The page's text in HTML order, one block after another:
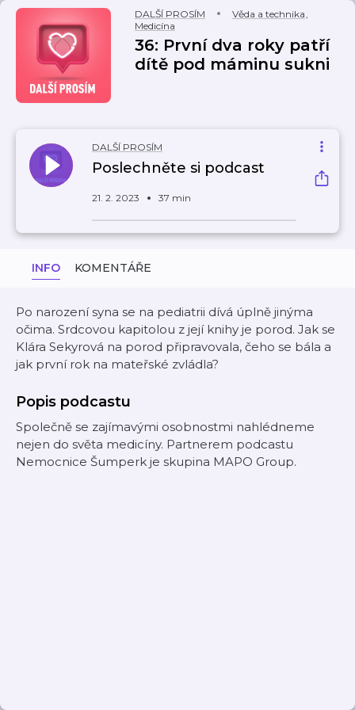
DALŠÍ PROSÍM Věda a technika,
Medicína
36: První dva roky patří
dítě pod máminu sukni
DALŠÍ PROSÍM
Poslechněte si podcast
21. 2. 2023 37 min
INFO KOMENTÁŘE
Po narození syna se na pediatrii dívá úplně jinýma
očima. Srdcovou kapitolou z její knihy je porod. Jak se
Klára Sekyrová na porod připravovala, čeho se bála a
jak první rok na mateřské zvládla?
Popis podcastu
Společně se zajímavými osobnostmi nahlédneme
nejen do světa medicíny. Partnerem podcastu
Nemocnice Šumperk je skupina MAPO Group.